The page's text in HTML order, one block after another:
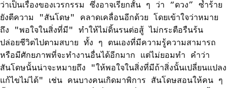
ว่าเป็นเรื่องของเวรกรรม ซึ่งอาจเรียกสั้น ๆ ว่า “ดวง” ซ้ำร้าย
ยังตีความ "สันโดษ" คลาดเคลื่อนอีกด้วย โดยเข้าใจว่าหมาย
ถึง "พอใจในสิ่งที่มี" ทำให้ไม่ดิ้นรนต่อสู้ ไม่กระตือรืนร้น
ปล่อยชีวิตไปตามสบาย ทั้ง ๆ ตนเองที่มีความรู้ความสามารถ
หรือมีศักยภาพที่จะทำงานอื่นได้อีกมาก แต่ไม่ยอมทำ คำว่า
สันโดษนั้นน่าจะหมายถึง "ให้พอใจในสิ่งที่มีถ้าสิ่งนั้นเปลี่ยนแปลง
แก้ไขไม่ได้" เช่น คนบางคนเกิดมาพิการ สันโดษสอนให้คน ๆ